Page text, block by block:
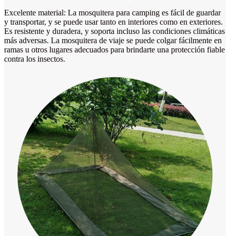
Excelente material: La mosquitera para camping es fácil de guardar
y transportar, y se puede usar tanto en interiores como en exteriores.
Es resistente y duradera, y soporta incluso las condiciones climáticas
más adversas. La mosquitera de viaje se puede colgar fácilmente en
ramas u otros lugares adecuados para brindarte una protección fiable
contra los insectos.